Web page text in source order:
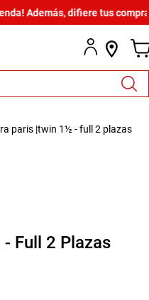
Además, difiere tus compras
paris |twin 1½ - full 2 plazas
Full 2 Plazas